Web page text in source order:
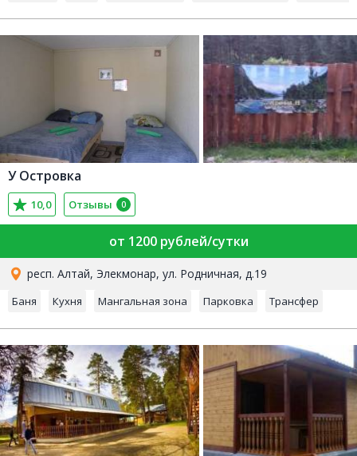
У Островка
10,0 Отзывы 0
от 1200 рублей/сутки
респ. Алтай, Элекмонар, ул. Родничная, д.19
Баня Кухня Мангальная зона Парковка Трансфер